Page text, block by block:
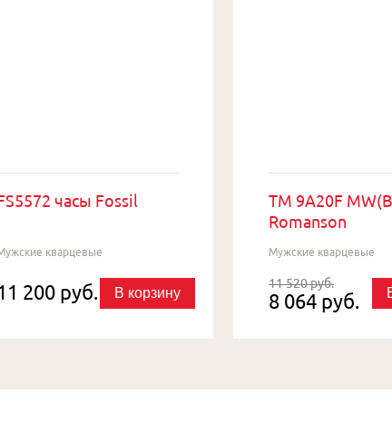
часы Fossil
кварцевые
200 руб. В корзину
TM 9A20F
Romanson
Мужские кварцевые
11 520 руб.
8 064 руб.